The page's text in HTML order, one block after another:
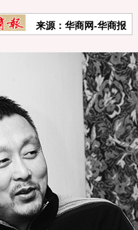
来源：华商网-华商报